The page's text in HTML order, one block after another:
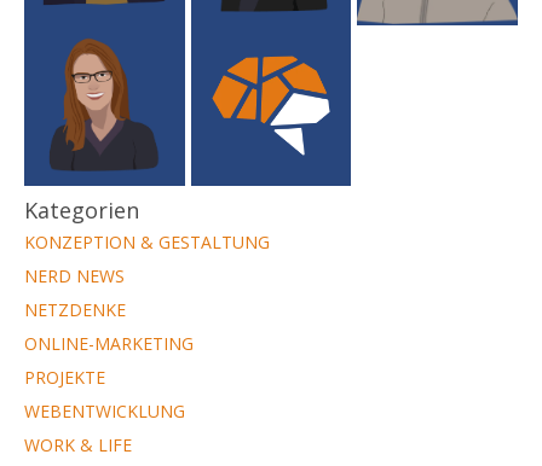
Kategorien
KONZEPTION & GESTALTUNG
NERD NEWS
NETZDENKE
ONLINE-MARKETING
PROJEKTE
WEBENTWICKLUNG
WORK & LIFE